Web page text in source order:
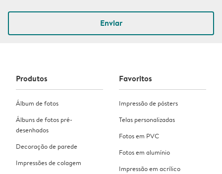
Enviar
Produtos
Álbum de fotos
Álbuns de fotos pré-
desenhados
Decoração de parede
Impressões de colagem
Favoritos
Impressão de pósters
Telas personalizadas
Fotos em PVC
Fotos em alumínio
Impressão em acrílico